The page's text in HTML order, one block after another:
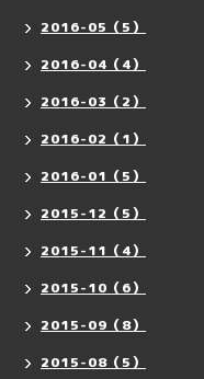
2016-05（5）
2016-04（4）
2016-03（2）
2016-02（1）
2016-01（5）
2015-12（5）
2015-11（4）
2015-10（6）
2015-09（8）
2015-08（5）